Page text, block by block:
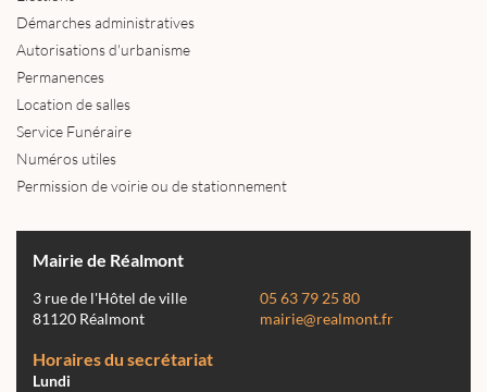
Démarches administratives
Autorisations d'urbanisme
Permanences
Location de salles
Service Funéraire
Numéros utiles
Permission de voirie ou de stationnement
Mairie de Réalmont
3 rue de l'Hôtel de ville
81120 Réalmont
05 63 79 25 80
mairie@realmont.fr
Horaires du secrétariat
Lundi